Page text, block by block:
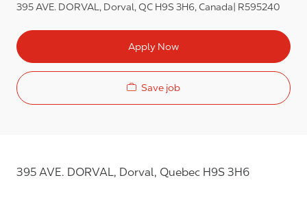
395 AVE. DORVAL, Dorval, QC H9S 3H6, Canada R595240
Apply Now
Save job
395 AVE. DORVAL, Dorval, Quebec H9S 3H6